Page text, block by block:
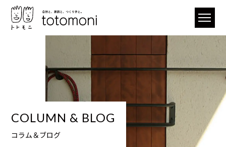
COLUMN & BLOG
コラム＆ブログ